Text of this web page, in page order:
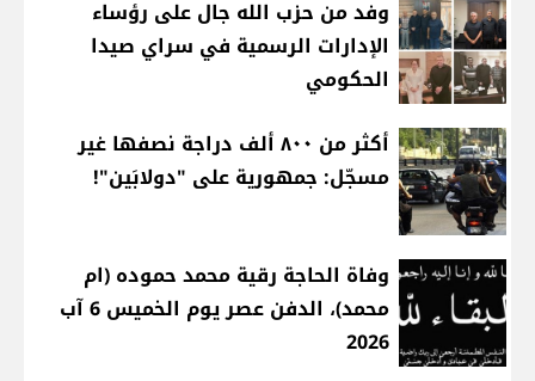
وفد من حزب الله جال على رؤساء
الإدارات الرسمية في سراي صيدا
الحكومي
أكثر من ٨٠٠ ألف دراجة نصفها غير
مسجّل: جمهورية على "دولابَين"!
وفاة الحاجة رقية محمد حموده (ام
محمد)، الدفن عصر يوم الخميس 6 آب
2026